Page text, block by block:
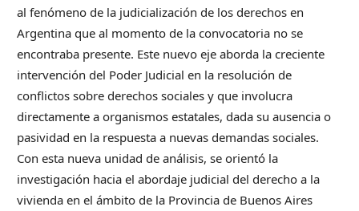
al fenómeno de la judicialización de los derechos en
Argentina que al momento de la convocatoria no se
encontraba presente. Este nuevo eje aborda la creciente
intervención del Poder Judicial en la resolución de
conflictos sobre derechos sociales y que involucra
directamente a organismos estatales, dada su ausencia o
pasividad en la respuesta a nuevas demandas sociales.
Con esta nueva unidad de análisis, se orientó la
investigación hacia el abordaje judicial del derecho a la
vivienda en el ámbito de la Provincia de Buenos Aires